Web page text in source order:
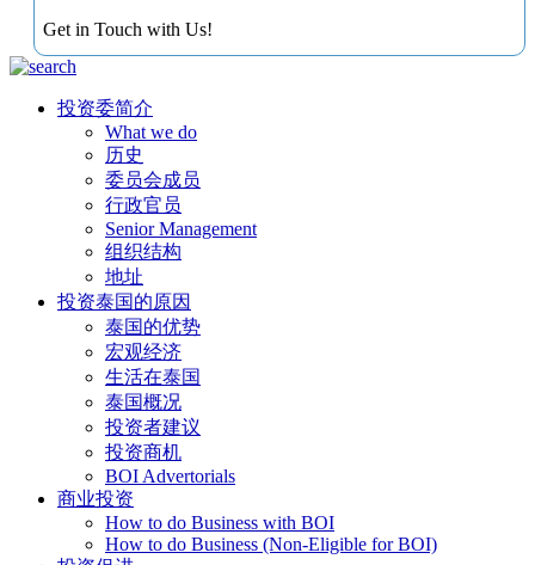
Get in Touch with Us!
投资委简介
What we do
历史
委员会成员
行政官员
Senior Management
组织结构
地址
投资泰国的原因
泰国的优势
宏观经济
生活在泰国
泰国概况
投资者建议
投资商机
BOI Advertorials
商业投资
How to do Business with BOI
How to do Business (Non-Eligible for BOI)